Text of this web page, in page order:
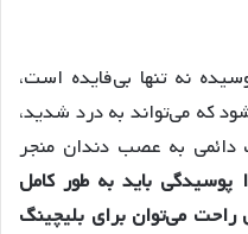
نه تنها بی‌فایده است،
که می‌تواند به درد شدید،
به عصب دندان منجر
پوسیدگی باید به طور کامل
می‌توان برای بلیچینگ